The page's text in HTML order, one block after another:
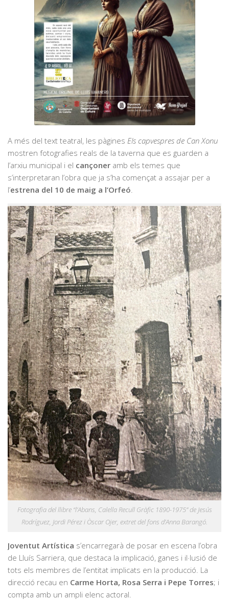
A més del text teatral, les pàgines Els capvespres de Can Xonu
mostren fotografies reals de la taverna que es guarden a
l’arxiu municipal i el cançoner amb els temes que
s’interpretaran l’obra que ja s’ha començat a assajar per a
l’estrena del 10 de maig a l’Orfeó.
Fotografia del llibre “l’Abans, Calella Recull Gràfic 1890-1975” de Jesús
Rodríguez, Jordi Pérez i Òscar Ojer, extret del fons d’Anna Barangó.
Joventut Artística s’encarregarà de posar en escena l’obra
de Lluís Sarriera, que destaca la implicació, ganes i il·lusió de
tots els membres de l’entitat implicats en la producció. La
direcció recau en Carme Horta, Rosa Serra i Pepe Torres; i
compta amb un ampli elenc actoral.